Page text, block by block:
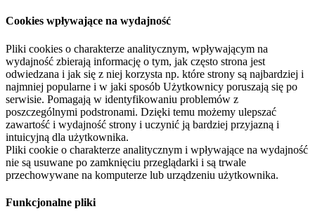
Cookies wpływające na wydajność
Pliki cookies o charakterze analitycznym, wpływającym na
wydajność zbierają informację o tym, jak często strona jest
odwiedzana i jak się z niej korzysta np. które strony są najbardziej i
najmniej popularne i w jaki sposób Użytkownicy poruszają się po
serwisie. Pomagają w identyfikowaniu problemów z
poszczególnymi podstronami. Dzięki temu możemy ulepszać
zawartość i wydajność strony i uczynić ją bardziej przyjazną i
intuicyjną dla użytkownika.
Pliki cookie o charakterze analitycznym i wpływające na wydajność
nie są usuwane po zamknięciu przeglądarki i są trwale
przechowywane na komputerze lub urządzeniu użytkownika.
Funkcjonalne pliki